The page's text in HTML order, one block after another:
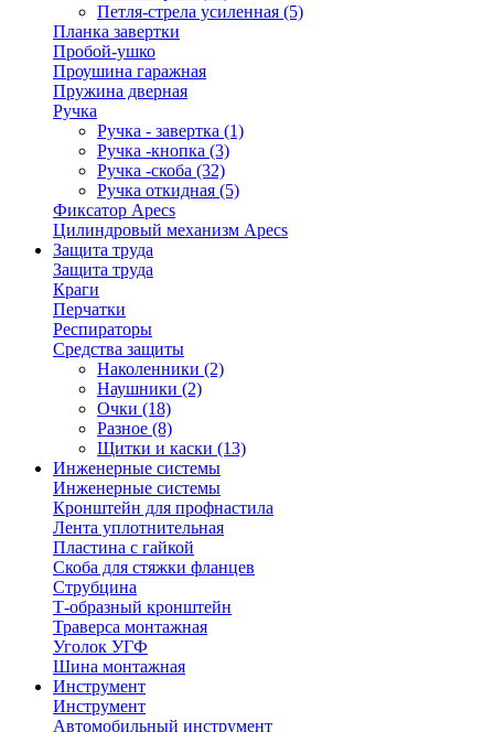
Петля-стрела усиленная (5)
Планка завертки
Пробой-ушко
Проушина гаражная
Пружина дверная
Ручка
Ручка - завертка (1)
Ручка -кнопка (3)
Ручка -скоба (32)
Ручка откидная (5)
Фиксатор Apecs
Цилиндровый механизм Apecs
Защита труда
Защита труда
Краги
Перчатки
Респираторы
Средства защиты
Наколенники (2)
Наушники (2)
Очки (18)
Разное (8)
Щитки и каски (13)
Инженерные системы
Инженерные системы
Кронштейн для профнастила
Лента уплотнительная
Пластина с гайкой
Скоба для стяжки фланцев
Струбцина
Т-образный кронштейн
Траверса монтажная
Уголок УГФ
Шина монтажная
Инструмент
Инструмент
Автомобильный инструмент